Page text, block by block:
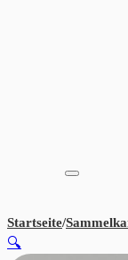
Startseite/
🔍